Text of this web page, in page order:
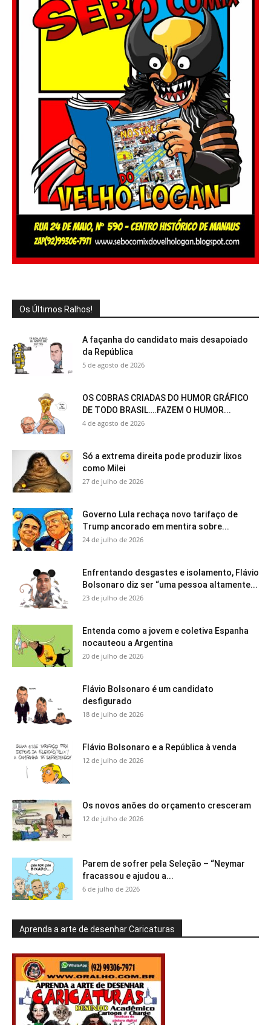
Os Últimos Ralhos!
A façanha do candidato mais desapoiado
da República
5 de agosto de 2026
OS COBRAS CRIADAS DO HUMOR GRÁFICO
DE TODO BRASIL….FAZEM O HUMOR...
4 de agosto de 2026
Só a extrema direita pode produzir lixos
como Milei
27 de julho de 2026
Governo Lula rechaça novo tarifaço de
Trump ancorado em mentira sobre...
24 de julho de 2026
Enfrentando desgastes e isolamento, Flávio
Bolsonaro diz ser “uma pessoa altamente...
23 de julho de 2026
Entenda como a jovem e coletiva Espanha
nocauteou a Argentina
20 de julho de 2026
Flávio Bolsonaro é um candidato
desfigurado
18 de julho de 2026
Flávio Bolsonaro e a República à venda
12 de julho de 2026
Os novos anões do orçamento cresceram
12 de julho de 2026
Parem de sofrer pela Seleção – “Neymar
fracassou e ajudou a...
6 de julho de 2026
Aprenda a arte de desenhar Caricaturas